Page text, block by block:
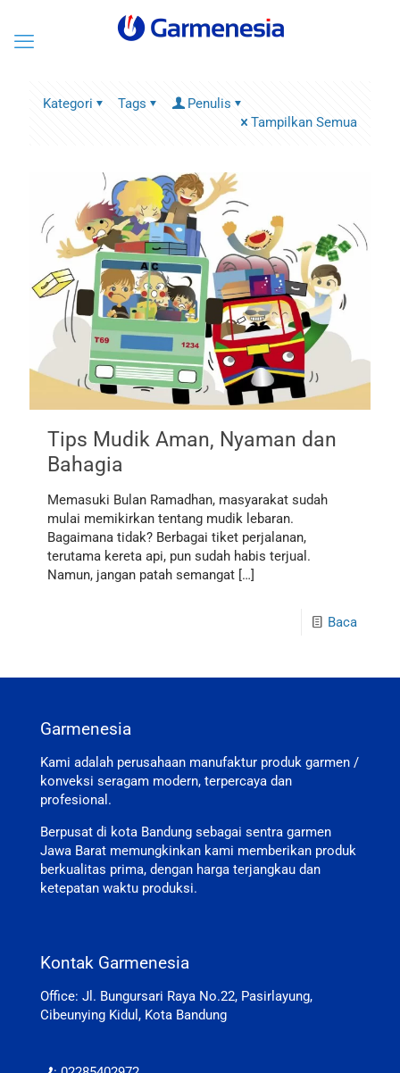
Kategori Tags
Penulis
Tampilkan Semua
Tips Mudik Aman, Nyaman dan
Bahagia
Memasuki Bulan Ramadhan, masyarakat sudah
mulai memikirkan tentang mudik lebaran.
Bagaimana tidak? Berbagai tiket perjalanan,
terutama kereta api, pun sudah habis terjual.
Namun, jangan patah semangat […]
Baca
Garmenesia
Kami adalah perusahaan manufaktur produk garmen /
konveksi seragam modern, terpercaya dan
profesional.
Berpusat di kota Bandung sebagai sentra garmen
Jawa Barat memungkinkan kami memberikan produk
berkualitas prima, dengan harga terjangkau dan
ketepatan waktu produksi.
Kontak Garmenesia
Office: Jl. Bungursari Raya No.22, Pasirlayung,
Cibeunying Kidul, Kota Bandung